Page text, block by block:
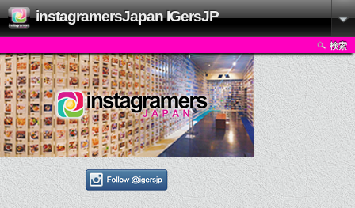
instagramersJapan IGersJP
検索